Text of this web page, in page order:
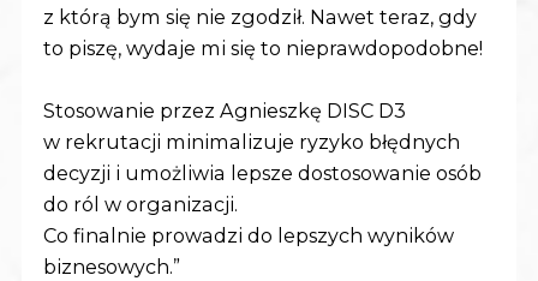
z którą bym się nie zgodził. Nawet teraz, gdy
to piszę, wydaje mi się to nieprawdopodobne!
Stosowanie przez Agnieszkę DISC D3
w rekrutacji minimalizuje ryzyko błędnych
decyzji i umożliwia lepsze dostosowanie osób
do ról w organizacji.
Co finalnie prowadzi do lepszych wyników
biznesowych.”